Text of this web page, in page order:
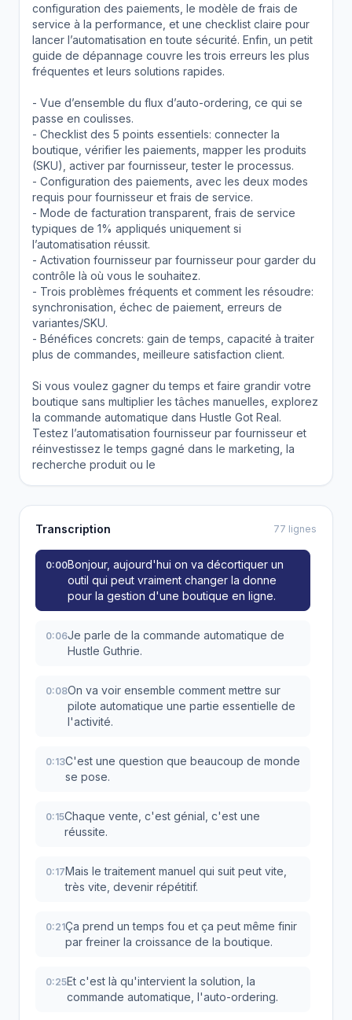
configuration des paiements, le modèle de frais de
service à la performance, et une checklist claire pour
lancer l’automatisation en toute sécurité. Enfin, un petit
guide de dépannage couvre les trois erreurs les plus
fréquentes et leurs solutions rapides.
- Vue d’ensemble du flux d’auto-ordering, ce qui se
passe en coulisses.
- Checklist des 5 points essentiels: connecter la
boutique, vérifier les paiements, mapper les produits
(SKU), activer par fournisseur, tester le processus.
- Configuration des paiements, avec les deux modes
requis pour fournisseur et frais de service.
- Mode de facturation transparent, frais de service
typiques de 1% appliqués uniquement si
l’automatisation réussit.
- Activation fournisseur par fournisseur pour garder du
contrôle là où vous le souhaitez.
- Trois problèmes fréquents et comment les résoudre:
synchronisation, échec de paiement, erreurs de
variantes/SKU.
- Bénéfices concrets: gain de temps, capacité à traiter
plus de commandes, meilleure satisfaction client.
Si vous voulez gagner du temps et faire grandir votre
boutique sans multiplier les tâches manuelles, explorez
la commande automatique dans Hustle Got Real.
Testez l’automatisation fournisseur par fournisseur et
réinvestissez le temps gagné dans le marketing, la
recherche produit ou le
Transcription 77 lignes
0:00Bonjour, aujourd'hui on va décortiquer un
outil qui peut vraiment changer la donne
pour la gestion d'une boutique en ligne.
0:06Je parle de la commande automatique de
Hustle Guthrie.
0:08On va voir ensemble comment mettre sur
pilote automatique une partie essentielle de
l'activité.
0:13C'est une question que beaucoup de monde
se pose.
0:15Chaque vente, c'est génial, c'est une
réussite.
0:17Mais le traitement manuel qui suit peut vite,
très vite, devenir répétitif.
0:21Ça prend un temps fou et ça peut même finir
par freiner la croissance de la boutique.
0:25Et c'est là qu'intervient la solution, la
commande automatique, l'auto-ordering.